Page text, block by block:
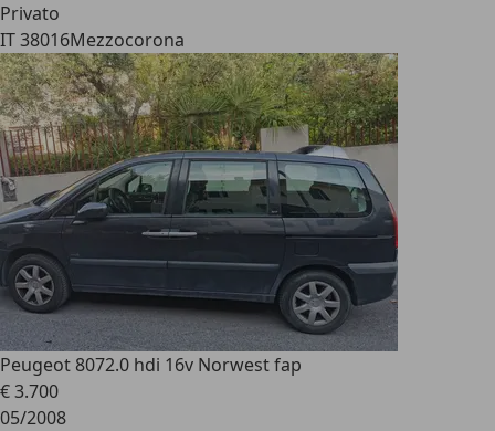
Privato
IT 38016Mezzocorona
Peugeot 8072.0 hdi 16v Norwest fap
€ 3.700
05/2008